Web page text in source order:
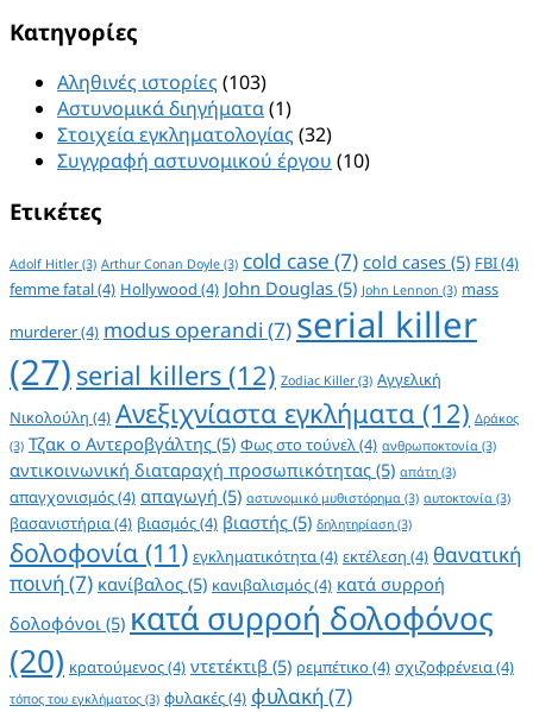
Kατηγορίες
Αληθινές ιστορίες (103)
Αστυνομικά διηγήματα(1)
Στοιχεία εγκληματολογίας (32)
Συγγραφή αστυνομικού έργου (10)
Ετικέτες
Adolf Hitler(3) Arthur Conan Doyle (3) cold case (7) cold cases (5) FBI(4)
femme fatal(4) Hollywood (4) John Douglas (5) John Lennon (3) mass
murderer(4) modus operandi (7) serial killer
(27) serial killers (12) Zodiac Killer(3) Αγγελική
Νικολούλη (4) Ανεξιχνίαστα εγκλήματα (12) Δράκος
(3) Τζακ ο Αντεροβγάλτης (5) Φως στο τούνελ(4) ανθρωποκτονία (3)
αντικοινωνική διαταραχή προσωπικότητας (5) απάτη (3)
απαγχονισμός(4) απαγωγή (5) αστυνομικό μυθιστόρημα (3) αυτοκτονία (3)
βασανιστήρια(4) βιασμός(4) βιαστής (5) δηλητηρίαση (3)
δολοφονία (11) εγκληματικότητα(4) εκτέλεση (4) θανατική
ποινή (7) κανίβαλος (5) κανιβαλισμός(4) κατά συρροή
δολοφόνοι (5) κατά συρροή δολοφόνος
(20) κρατούμενος(4) ντετέκτιβ (5) ρεμπέτικο (4) σχιζοφρένεια(4)
τόπος του εγκλήματος (3) φυλακές(4) φυλακή (7)